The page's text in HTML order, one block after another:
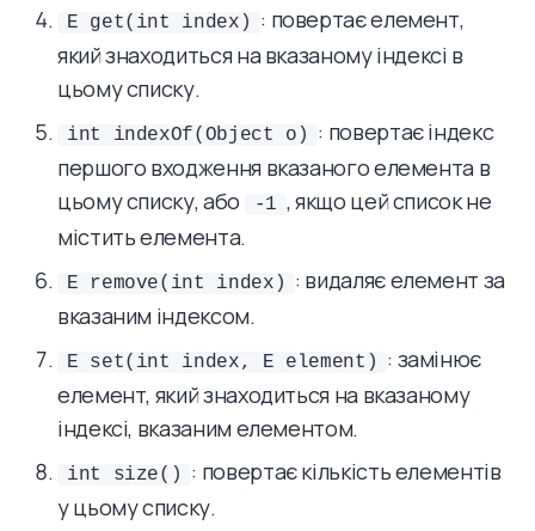
E get(int index)
: повертає елемент,
який знаходиться на вказаному індексі в
цьому списку.
int indexOf(Object o)
: повертає індекс
першого входження вказаного елемента в
цьому списку, або
-1 , якщо цей список не
містить елемента.
E remove(int index)
: видаляє елемент за
вказаним індексом.
E set(int index, E element)
: замінює
елемент, який знаходиться на вказаному
індексі, вказаним елементом.
int size()
: повертає кількість елементів
у цьому списку.